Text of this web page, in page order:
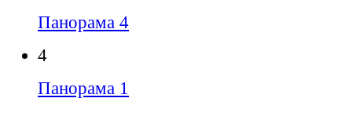
Панорама 4
4
Панорама 1